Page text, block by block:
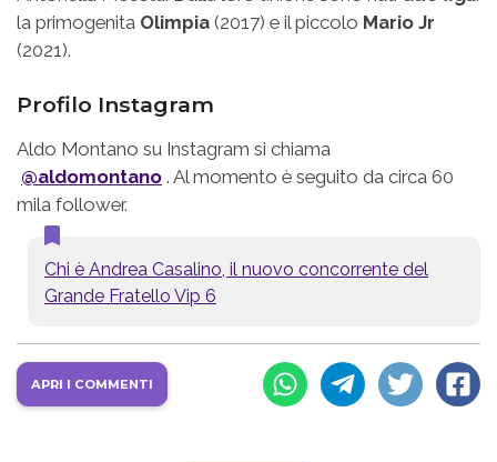
la primogenita Olimpia (2017) e il piccolo Mario Jr
(2021).
Profilo Instagram
Aldo Montano su Instagram si chiama
@aldomontano . Al momento è seguito da circa 60
mila follower.
Chi è Andrea Casalino, il nuovo concorrente del
Grande Fratello Vip 6
APRI I COMMENTI